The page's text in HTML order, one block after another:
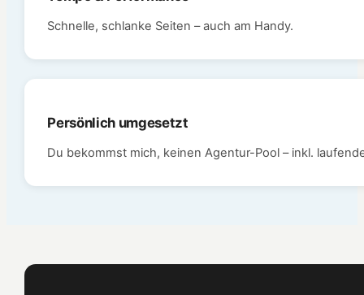
Schnelle, schlanke Seiten – auch am Handy.
Persönlich umgesetzt
Du bekommst mich, keinen Agentur-Pool – inkl.